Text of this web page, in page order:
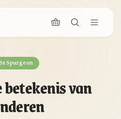
Spurgeon
betekenis van